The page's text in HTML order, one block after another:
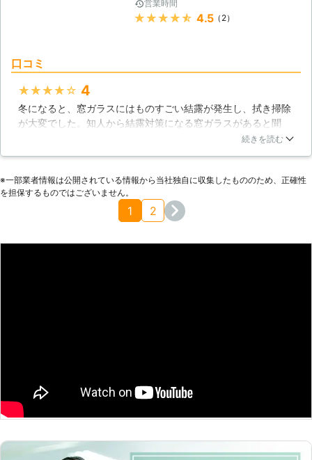
営業時間
★★★★★ 4.5（2）
口コミ
★★★★★ 4
冬になると、窓ガラスにはものすごい結露が発生し、拭き掃除
が大変でした。知人から結露対策になる窓ガラスがあると聞
き、わが家も相談してそのガラスに変えようということになり
してくれて、納得して交換することができました。冬にどうな
るか楽しみです。
2016年10月15日
続きを読む
※⼀部業者情報は公開されている情報から当社独⾃に収集したもののため、正確性
を担保するものではございません。
1 2